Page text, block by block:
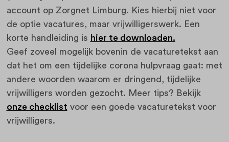
account op Zorgnet Limburg. Kies hierbij niet voor
de optie vacatures, maar vrijwilligerswerk. Een
korte handleiding is hier te downloaden.
Geef zoveel mogelijk bovenin de vacaturetekst aan
dat het om een tijdelijke corona hulpvraag gaat: met
andere woorden waarom er dringend, tijdelijke
vrijwilligers worden gezocht. Meer tips? Bekijk
onze checklist voor een goede vacaturetekst voor
vrijwilligers.